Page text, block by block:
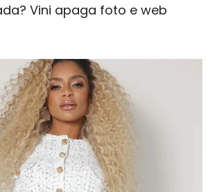
Vini apaga foto e web